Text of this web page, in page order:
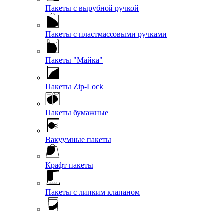
Пакеты с вырубной ручкой
Пакеты с пластмассовыми ручками
Пакеты "Майка"
Пакеты Zip-Lock
Пакеты бумажные
Вакуумные пакеты
Крафт пакеты
Пакеты с липким клапаном